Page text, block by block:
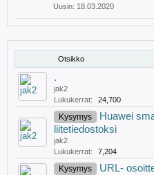
18.03.2020
Otsikko
.
jak2
Lukukerrat:
24,700
Kysymys
Huawei
liitetiedostoksi
jak2
Lukukerrat:
7,204
Kysymys URL-